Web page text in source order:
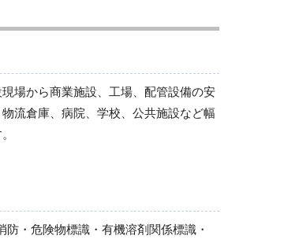
場から商業施設、工場、配管設備の安
流倉庫、病院、学校、公共施設など幅
・危険物標識・有機溶剤関係標識・